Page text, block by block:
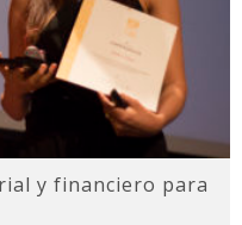
y financiero para